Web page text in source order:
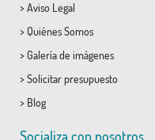
> Aviso Legal
> Quiénes Somos
> Galería de imágenes
> Solicitar presupuesto
> Blog
Socializa con nosotros